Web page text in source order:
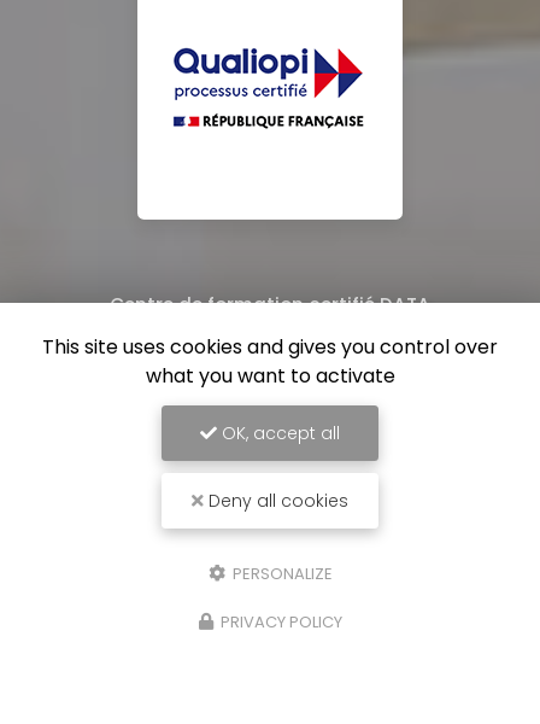
Centre de formation certifié DATA
This site uses cookies and gives you control over
what you want to activate
OK, accept all
Deny all cookies
PERSONALIZE
PRIVACY POLICY